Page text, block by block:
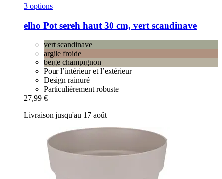
3 options
elho Pot sereh haut 30 cm, vert scandinave
vert scandinave
argile froide
beige champignon
Pour l’intérieur et l’extérieur
Design rainuré
Particulièrement robuste
27,99 €
Livraison jusqu'au 17 août